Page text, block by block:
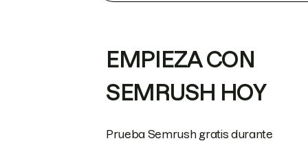
EMPIEZA CON
SEMRUSH HOY
Prueba Semrush gratis durante